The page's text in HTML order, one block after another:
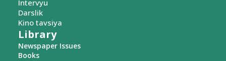
Intervyu
Darslik
Kino tavsiya
Library
Newspaper Issues
Books